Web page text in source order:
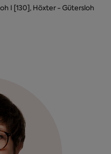
I [130], Höxter - Gütersloh